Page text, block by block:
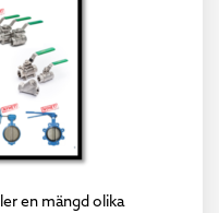
en mängd olika